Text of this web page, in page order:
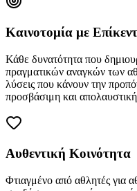
Καινοτομία με
Κάθε δυνατότητα που
πραγματικών αναγκών των
λύσεις που κάνουν την
προσβάσιμη και
Αυθεντική Κοινότητα
Φτιαγμένο από αθλητές για